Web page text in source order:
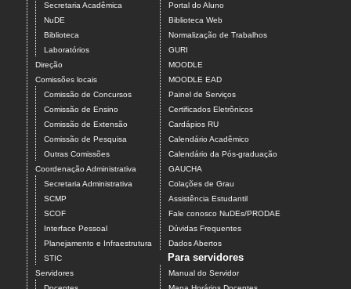
Secretaria Acadêmica
NuDE
Biblioteca
Laboratórios
Direção
Comissões locais
Comissão de Concursos
Comissão de Ensino
Comissão de Extensão
Comissão de Pesquisa
Outras Comissões
Coordenação Administrativa
Secretaria Administrativa
SCMP
SCOF
Interface Pessoal
Planejamento e Infraestrutura
STIC
Servidores
Portal do Aluno
Biblioteca Web
Normalização de Trabalhos
GURI
MOODLE
MOODLE EAD
Painel de Serviços
Certificados Eletrônicos
Cardápios RU
Calendário Acadêmico
Calendário da Pós-graduação
GAUCHA
Colações de Grau
Assistência Estudantil
Fale conosco NuDEs/PRODAE
Dúvidas Frequentes
Dados Abertos
Para servidores
Manual do Servidor